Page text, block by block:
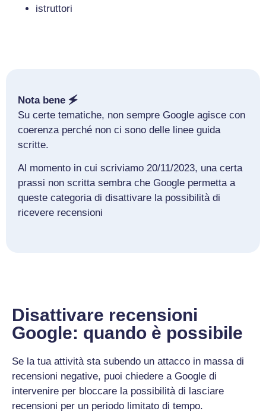
istruttori
Nota bene 🗲
Su certe tematiche, non sempre Google agisce con
coerenza perché non ci sono delle linee guida
scritte.
Al momento in cui scriviamo 20/11/2023, una certa
prassi non scritta sembra che Google permetta a
queste categoria di disattivare la possibilità di
ricevere recensioni
Disattivare recensioni
Google: quando è possibile
Se la tua attività sta subendo un attacco in massa di
recensioni negative, puoi chiedere a Google di
intervenire per bloccare la possibilità di lasciare
recensioni per un periodo limitato di tempo.